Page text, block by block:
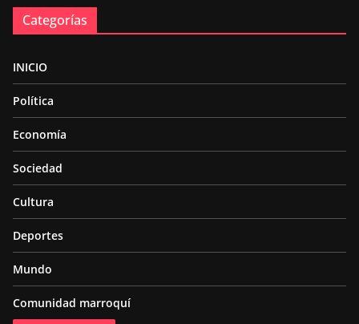
Categorías
INICIO
Política
Economía
Sociedad
Cultura
Deportes
Mundo
Comunidad marroquí